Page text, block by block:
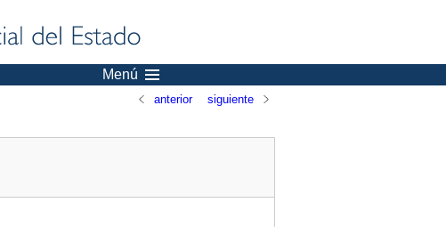
Menú
anterior siguiente